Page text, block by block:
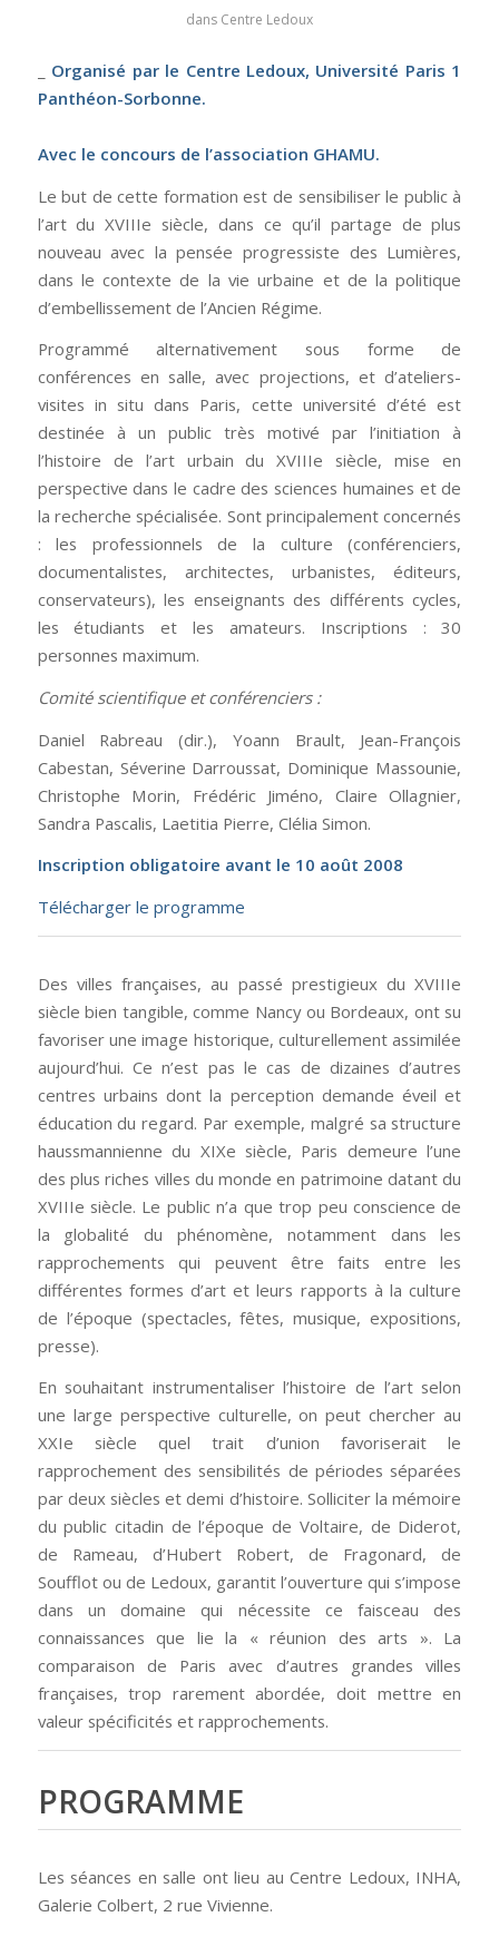
dans Centre Ledoux
Organisé par le Centre Ledoux, Université Paris 1
Panthéon-Sorbonne.
Avec le concours de l’association GHAMU.
Le but de cette formation est de sensibiliser le public à
l’art du XVIIIe siècle, dans ce qu’il partage de plus
nouveau avec la pensée progressiste des Lumières,
dans le contexte de la vie urbaine et de la politique
d’embellissement de l’Ancien Régime.
Programmé alternativement sous forme de
conférences en salle, avec projections, et d’ateliers-
visites in situ dans Paris, cette université d’été est
destinée à un public très motivé par l’initiation à
l’histoire de l’art urbain du XVIIIe siècle, mise en
perspective dans le cadre des sciences humaines et de
la recherche spécialisée. Sont principalement concernés
: les professionnels de la culture (conférenciers,
documentalistes, architectes, urbanistes, éditeurs,
conservateurs), les enseignants des différents cycles,
les étudiants et les amateurs. Inscriptions : 30
personnes maximum.
Comité scientifique et conférenciers :
Daniel Rabreau (dir.), Yoann Brault, Jean-François
Cabestan, Séverine Darroussat, Dominique Massounie,
Christophe Morin, Frédéric Jiméno, Claire Ollagnier,
Sandra Pascalis, Laetitia Pierre, Clélia Simon.
Inscription obligatoire avant le 10 août 2008
Télécharger le programme
Des villes françaises, au passé prestigieux du XVIIIe
siècle bien tangible, comme Nancy ou Bordeaux, ont su
favoriser une image historique, culturellement assimilée
aujourd’hui. Ce n’est pas le cas de dizaines d’autres
centres urbains dont la perception demande éveil et
éducation du regard. Par exemple, malgré sa structure
haussmannienne du XIXe siècle, Paris demeure l’une
des plus riches villes du monde en patrimoine datant du
XVIIIe siècle. Le public n’a que trop peu conscience de
la globalité du phénomène, notamment dans les
rapprochements qui peuvent être faits entre les
différentes formes d’art et leurs rapports à la culture
de l’époque (spectacles, fêtes, musique, expositions,
presse).
En souhaitant instrumentaliser l’histoire de l’art selon
une large perspective culturelle, on peut chercher au
XXIe siècle quel trait d’union favoriserait le
rapprochement des sensibilités de périodes séparées
par deux siècles et demi d’histoire. Solliciter la mémoire
du public citadin de l’époque de Voltaire, de Diderot,
de Rameau, d’Hubert Robert, de Fragonard, de
Soufflot ou de Ledoux, garantit l’ouverture qui s’impose
dans un domaine qui nécessite ce faisceau des
connaissances que lie la « réunion des arts ». La
comparaison de Paris avec d’autres grandes villes
françaises, trop rarement abordée, doit mettre en
valeur spécificités et rapprochements.
PROGRAMME
Les séances en salle ont lieu au Centre Ledoux, INHA,
Galerie Colbert, 2 rue Vivienne.